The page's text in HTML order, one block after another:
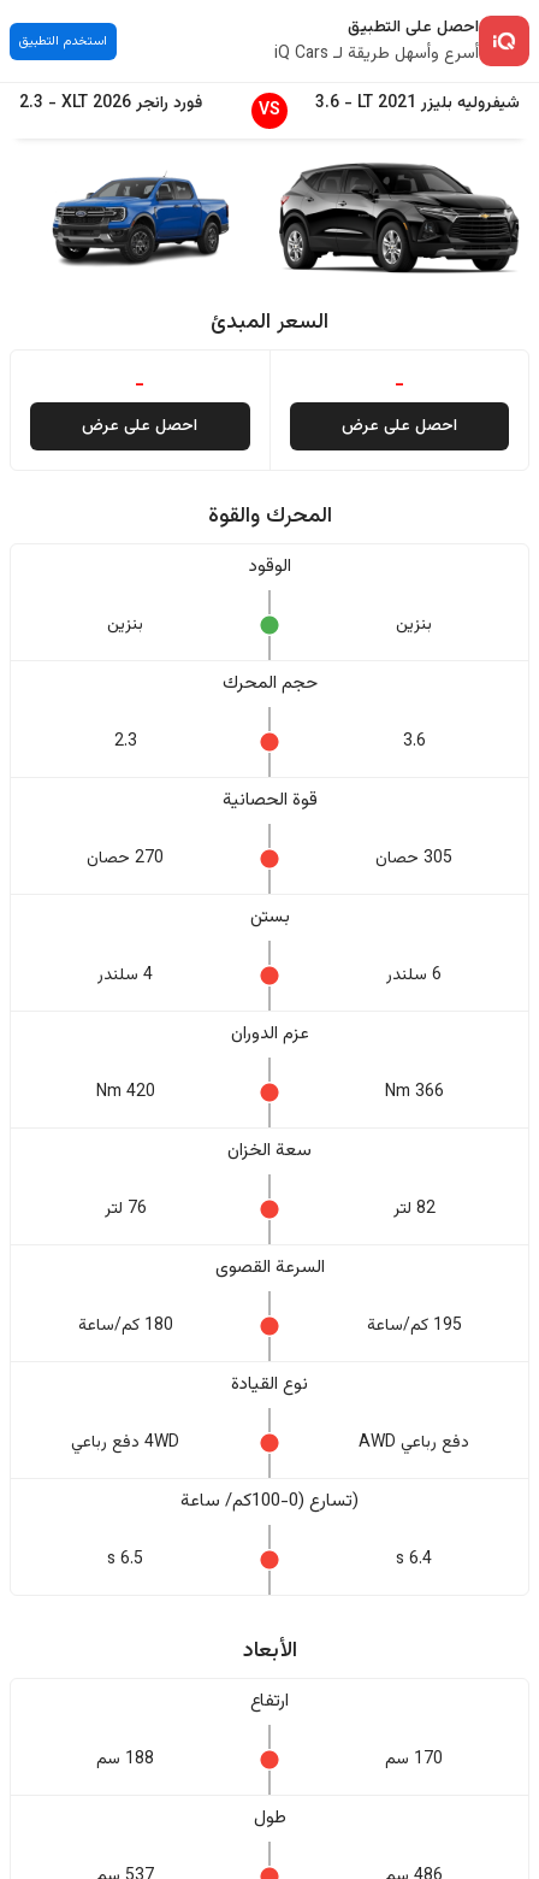
احصل على التطبيق
أسرع وأسهل طريقة لـ iQ Cars
استخدم التطبيق
شيفروليه بليزر 2021
LT
-
3.6
VS فورد رانجر2026
XLT
-
2.3
السعر المبدئ
-
احصل على عرض
-
احصل على عرض
المحرك والقوة
الوقود
بنزين بنزين
حجم المحرك
3.6
2.3
قوة الحصانية
305 حصان 270 حصان
بستن
6 سلندر 4 سلندر
عزم الدوران
366 Nm
420 Nm
سعة الخزان
82 لتر 76 لتر
السرعة القصوى
195 كم/ساعة 180 كم/ساعة
نوع القيادة
دفع رباعي AWD 4WD دفع رباعي
(تسارع (0-100كم/ ساعة
6.4 s
6.5 s
الأبعاد
ارتفاع
170 سم 188 سم
طول